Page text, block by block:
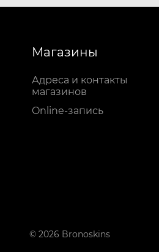
Магазины
Адреса и контакты
магазинов
Online-запись
© 2026 Bronoskins